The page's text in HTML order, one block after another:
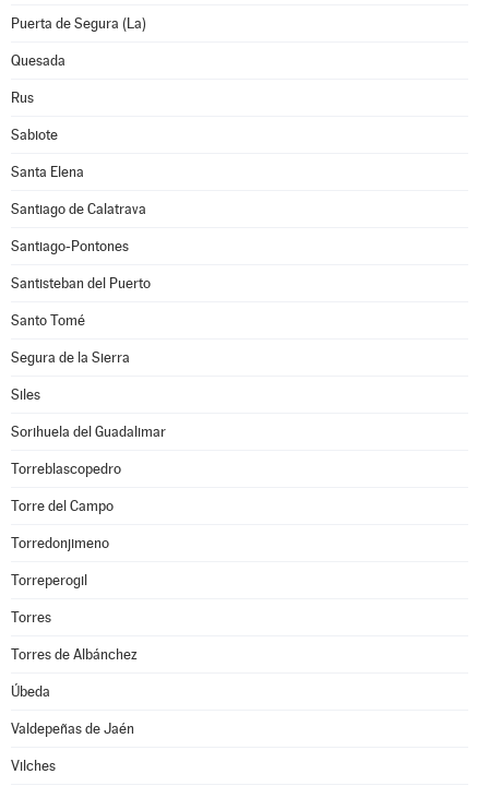
Puerta de Segura (La)
Quesada
Rus
Sabiote
Santa Elena
Santiago de Calatrava
Santiago-Pontones
Santisteban del Puerto
Santo Tomé
Segura de la Sierra
Siles
Sorihuela del Guadalimar
Torreblascopedro
Torre del Campo
Torredonjimeno
Torreperogil
Torres
Torres de Albánchez
Úbeda
Valdepeñas de Jaén
Vilches